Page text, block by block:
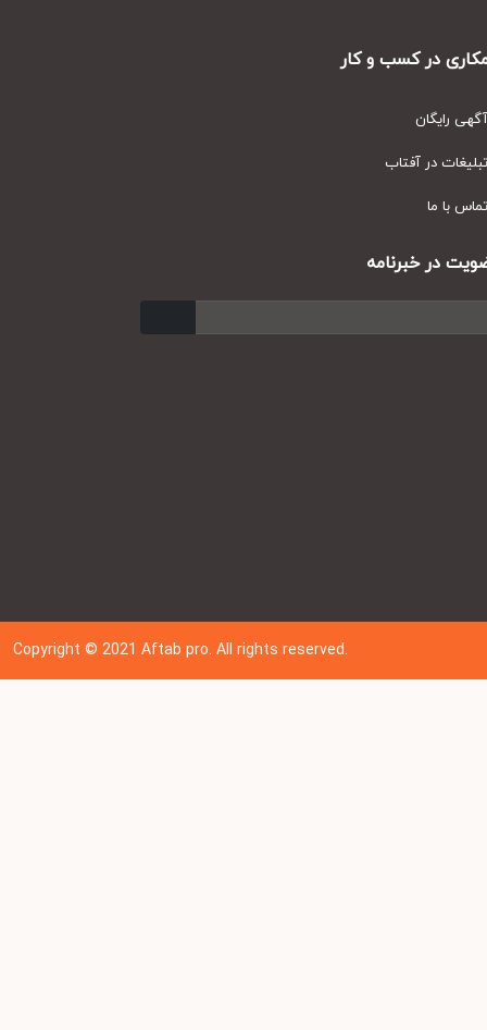
در کسب و کار
رایگان
در آفتاب
با ما
در خبرنامه
Copyright © 202 1Aftab pro. All rights reserved.